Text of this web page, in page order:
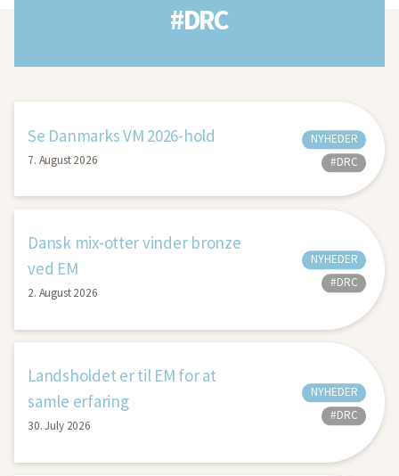
#DRC
Se Danmarks VM 2026-hold
7. August 2026
NYHEDER
#DRC
Dansk mix-otter vinder bronze
ved EM
2. August 2026
NYHEDER
#DRC
Landsholdet er til EM for at
samle erfaring
30. July 2026
NYHEDER
#DRC